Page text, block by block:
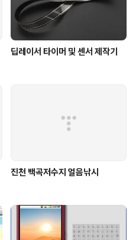
딥레이서 타이머 및 센서 제작기
진천 백곡저수지 얼음낚시